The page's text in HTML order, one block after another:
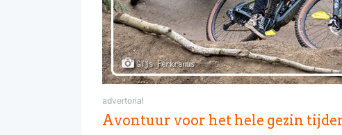
advertorial
Avontuur voor het hele gezin